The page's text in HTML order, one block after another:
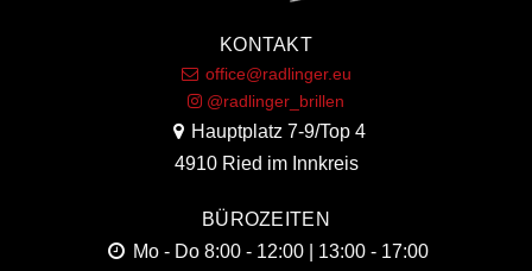
KONTAKT
office@radlinger.eu
@radlinger_brillen
Hauptplatz 7-9/Top 4
4910 Ried im Innkreis
BÜROZEITEN
Mo - Do 8:00 - 12:00 | 13:00 - 17:00